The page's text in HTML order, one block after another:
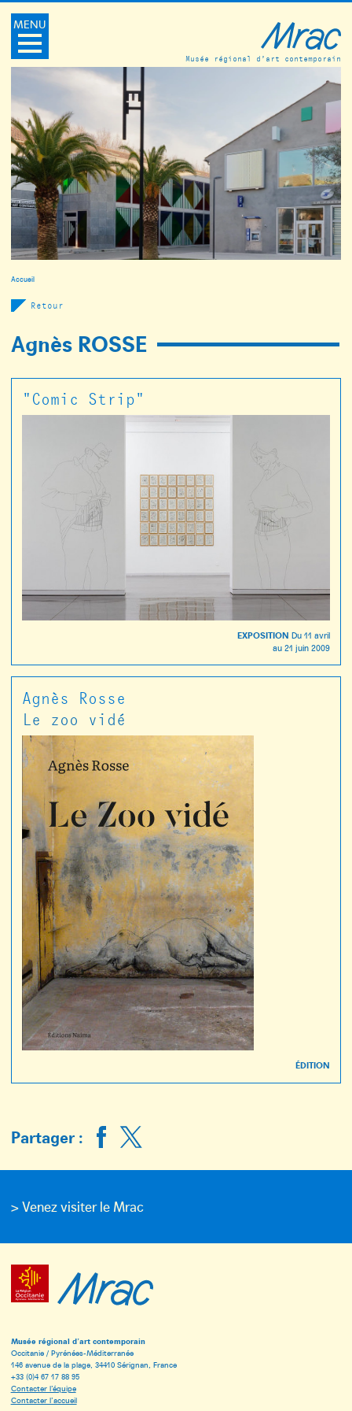
MENU
Musée régional d’art contemporain
Accueil
Retour
Agnès ROSSE
"Comic Strip"
EXPOSITION Du 11 avril
au 21 juin 2009
Agnès Rosse
Le zoo vidé
ÉDITION
Partager :
> Venez visiter le Mrac
Musée régional d’art contemporain
Occitanie / Pyrénées-Méditerranée
146 avenue de la plage, 34410 Sérignan, France
+33 (0)4 67 17 88 95
Contacter l’équipe
Contacter l’accueil